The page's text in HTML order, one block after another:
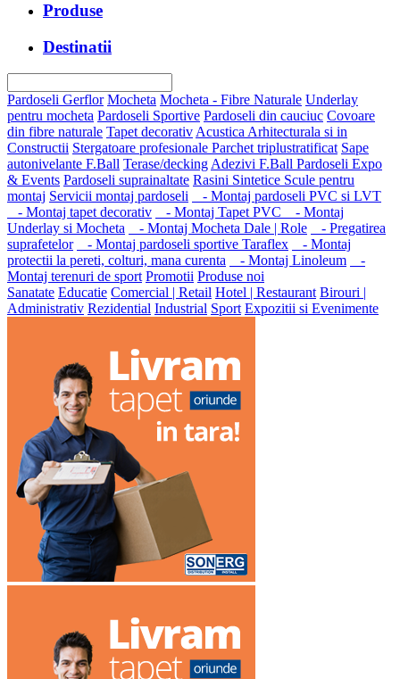
Produse
Destinatii
Pardoseli Gerflor Mocheta Mocheta - Fibre Naturale Underlay
pentru mocheta Pardoseli Sportive Pardoseli din cauciuc Covoare
din fibre naturale Tapet decorativAcustica Arhitecturala si in
Constructii Stergatoare profesionale Parchet triplustratificat Sape
autonivelante F.Ball Terase/deckingAdezivi F.Ball Pardoseli Expo
& Events Pardoseli suprainaltate Rasini Sintetice Scule pentru
montaj Servicii montaj pardoseli
- Montaj pardoseli PVC si LVT
- Montaj tapet decorativ
- Montaj Tapet PVC
- Montaj
Underlay si Mocheta
- Montaj Mocheta Dale | Role
- Pregatirea
suprafetelor
- Montaj pardoseli sportive Taraflex
- Montaj
protectii la pereti, colturi, mana curenta
- Montaj Linoleum
-
Montaj terenuri de sport Promotii Produse noi
Sanatate Educatie Comercial | Retail Hotel | Restaurant Birouri |
Administrativ Rezidential Industrial Sport Expozitii si Evenimente